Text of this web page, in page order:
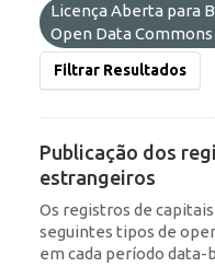
Licença Aberta para
Open Data Commons
Filtrar Resultados
Publicação dos
estrangeiros
Os registros de
seguintes tipos de
em cada período data-